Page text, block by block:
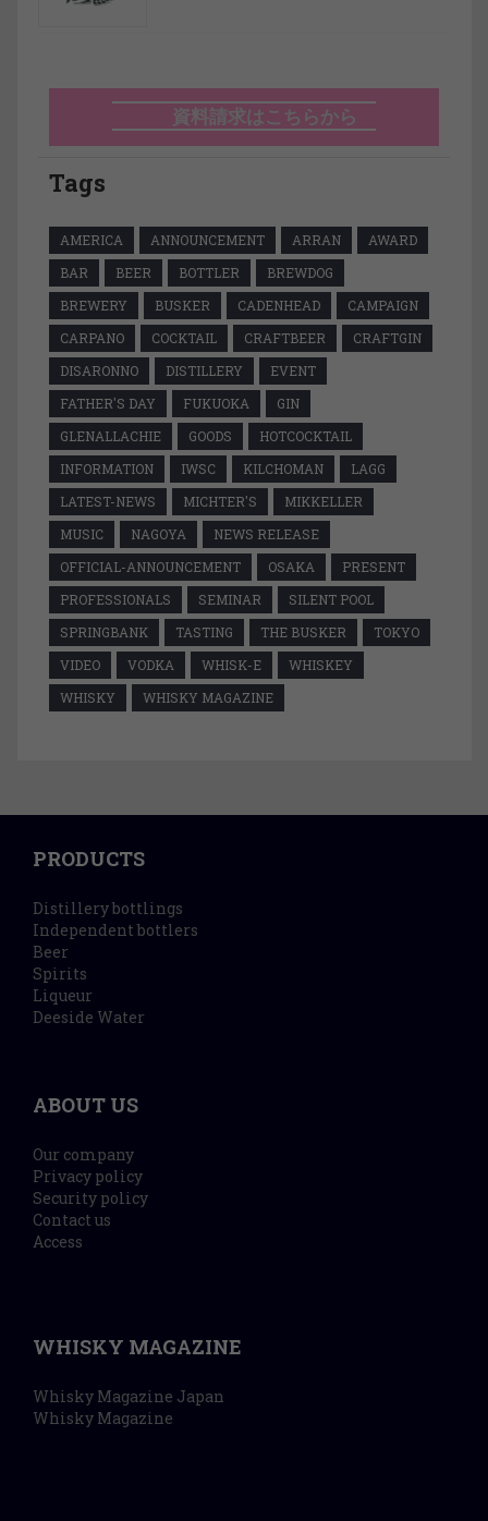
資料請求はこちらから
Tags
AMERICA ANNOUNCEMENT ARRAN
AWARD
BAR
BEER BOTTLER
BREWDOG
BREWERY
BUSKER CADENHEAD
CAMPAIGN
CARPANO
COCKTAIL CRAFTBEER
CRAFTGIN
DISARONNO
DISTILLERY
EVENT
FATHER'S DAY
FUKUOKA
GIN
GLENALLACHIE
GOODS
HOTCOCKTAIL
INFORMATION
IWSC KILCHOMAN
LAGG
LATEST-NEWS
MICHTER'S
MIKKELLER
MUSIC
NAGOYA
NEWS RELEASE
OFFICIAL-ANNOUNCEMENT
OSAKA
PRESENT
PROFESSIONALS
SEMINAR
SILENT POOL
SPRINGBANK
TASTING THE BUSKER
TOKYO
VIDEO
VODKA WHISK-E
WHISKEY
WHISKY
WHISKY MAGAZINE
PRODUCTS
Distillery bottlings
Independent bottlers
Beer
Spirits
Liqueur
Deeside Water
ABOUT US
Our company
Privacy policy
Security policy
Contact us
Access
WHISKY MAGAZINE
Whisky Magazine Japan
Whisky Magazine